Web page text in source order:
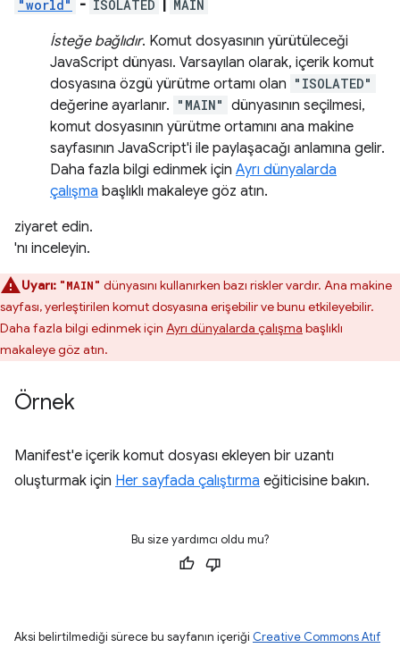
"world" - ISOLATED MAIN
İsteğe bağlıdır. Komut dosyasının yürütüleceği
JavaScript dünyası. Varsayılan olarak, içerik komut
dosyasına özgü yürütme ortamı olan "ISOLATED"
değerine ayarlanır. "MAIN" dünyasının seçilmesi,
komut dosyasının yürütme ortamını ana makine
sayfasının JavaScript'i ile paylaşacağı anlamına gelir.
Daha fazla bilgi edinmek için Ayrı dünyalarda
çalışma başlıklı makaleye göz atın.
ziyaret edin.
'nı inceleyin.
Uyarı: "MAIN" dünyasını kullanırken bazı riskler vardır. Ana makine
sayfası, yerleştirilen komut dosyasına erişebilir ve bunu etkileyebilir.
Daha fazla bilgi edinmek için Ayrı dünyalarda çalışma başlıklı
makaleye göz atın.
Örnek
Manifest'e içerik komut dosyası ekleyen bir uzantı
oluşturmak için Her sayfada çalıştırma eğiticisine bakın.
Bu size yardımcı oldu mu?
Aksi belirtilmediği sürece bu sayfanın içeriği Creative Commons Atıf